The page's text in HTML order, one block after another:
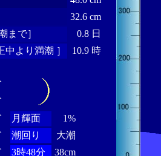
32.6 cm
まで］
0.8 日
より満潮 ］
10.9 時
月輝面
1%
潮回り
大潮
3時48分
38cm